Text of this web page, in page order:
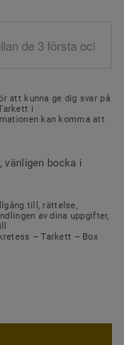
att kunna ge dig svar på
i
kan komma att
vänligen bocka i
till, rättelse,
av dina uppgifter,
– Tarkett – Box